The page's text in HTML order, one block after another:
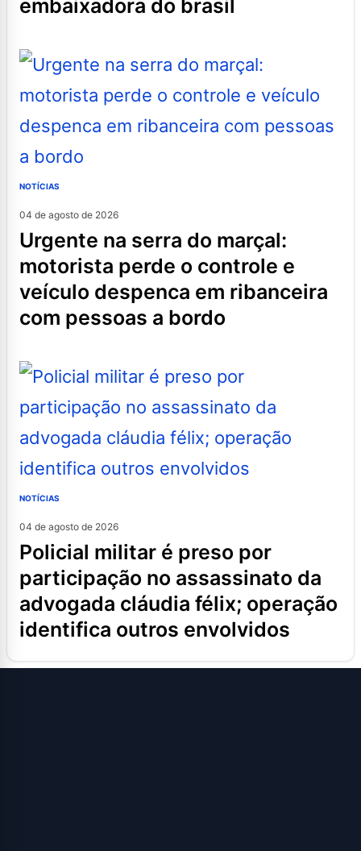
embaixadora do brasil
NOTÍCIAS
04 de agosto de 2026
urgente na serra do marçal:
motorista perde o controle e
veículo despenca em ribanceira
com pessoas a bordo
NOTÍCIAS
04 de agosto de 2026
policial militar é preso por
participação no assassinato da
advogada cláudia félix; operação
identifica outros envolvidos